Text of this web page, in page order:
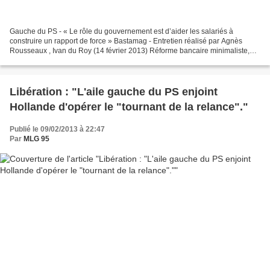
Gauche du PS - « Le rôle du gouvernement est d’aider les salariés à
construire un rapport de force » Bastamag - Entretien réalisé par Agnès
Rousseaux , Ivan du Roy (14 février 2013) Réforme bancaire minimaliste,
Libération : "L'aile gauche du PS enjoint
Hollande d'opérer le "tournant de la relance"."
Publié le 09/02/2013 à 22:47
Par MLG 95